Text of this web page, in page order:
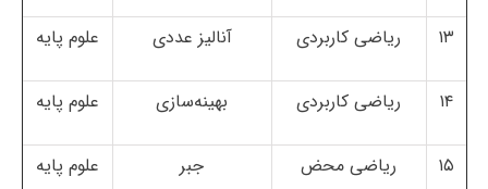
۱۳ ریاضی کاربردی آنالیز عددی علوم پایه
۱۴ ریاضی کاربردی بهینه‌سازی علوم پایه
۱۵ ریاضی محض جبر علوم پایه